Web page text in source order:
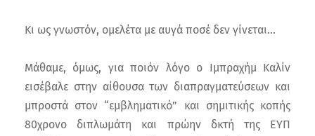
Κι ως γνωστόν, ομελέτα με αυγά ποσέ δεν γίνεται…
Μάθαμε, όμως, για ποιόν λόγο ο Ιμπραχήμ Καλίν
εισέβαλε στην αίθουσα των διαπραγματεύσεων και
μπροστά στον “εμβληματικό” και σημιτικής κοπής
80χρονο διπλωμάτη και πρώην δκτή της ΕΥΠ